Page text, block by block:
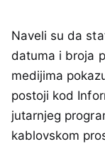
Naveli su da
datuma i broja
medijima
postoji kod
jutarnjeg
kablovskom